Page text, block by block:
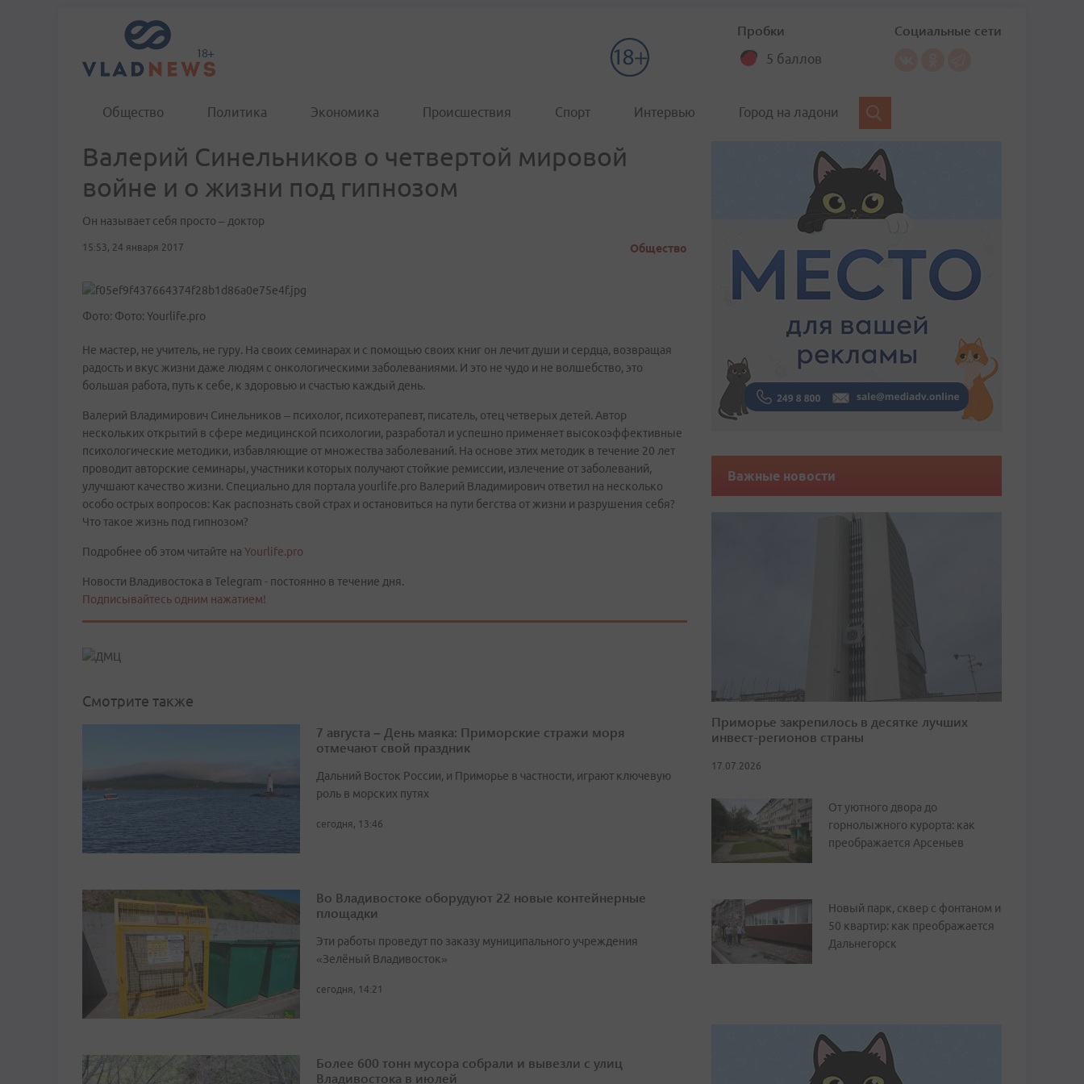
Пробки
5 баллов
Социальные сети
Общество Политика Экономика Происшествия Спорт Интервью Город на ладони
Валерий Синельников о четвертой мировой
войне и о жизни под гипнозом
Он называет себя просто – доктор
15:53, 24 января 2017 Общество
Фото: Фото: Yourlife.pro
Не мастер, не учитель, не гуру. На своих семинарах и с помощью своих книг он лечит души и сердца, возвращая
радость и вкус жизни даже людям с онкологическими заболеваниями. И это не чудо и не волшебство, это
большая работа, путь к себе, к здоровью и счастью каждый день.
Валерий Владимирович Синельников – психолог, психотерапевт, писатель, отец четверых детей. Автор
нескольких открытий в сфере медицинской психологии, разработал и успешно применяет высокоэффективные
психологические методики, избавляющие от множества заболеваний. На основе этих методик в течение 20 лет
проводит авторские семинары, участники которых получают стойкие ремиссии, излечение от заболеваний,
улучшают качество жизни. Специально для портала yourlife.pro Валерий Владимирович ответил на несколько
особо острых вопросов: Как распознать свой страх и остановиться на пути бегства от жизни и разрушения себя?
Что такое жизнь под гипнозом?
Подробнее об этом читайте на Yourlife.pro
Новости Владивостока в Telegram - постоянно в течение дня.
Подписывайтесь одним нажатием!
Смотрите также
7 августа – День маяка: Приморские стражи моря
отмечают свой праздник
Дальний Восток России, и Приморье в частности, играют ключевую
роль в морских путях
сегодня, 13:46
Во Владивостоке оборудуют 22 новые контейнерные
площадки
Эти работы проведут по заказу муниципального учреждения
«Зелёный Владивосток»
сегодня, 14:21
Более 600 тонн мусора собрали и вывезли с улиц
Владивостока в июлей
Важные новости
Приморье закрепилось в десятке лучших
инвест-регионов страны
17.07.2026
От уютного двора до
горнолыжного курорта: как
преображается Арсеньев
Новый парк, сквер с фонтаном и
50 квартир: как преображается
Дальнегорск